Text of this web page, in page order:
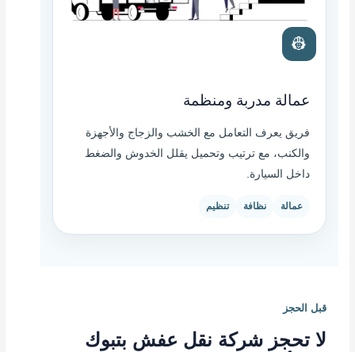
👷
عمالة مدربة ومنظمة
فريق يعرف التعامل مع الخشب والزجاج والأجهزة
والكنب، مع ترتيب وتحميل يقلل الخدوش والضغط
داخل السيارة.
عمالة نظافة تنظيم
قبل الحجز
لا تحجز شركة نقل عفش بتبوك